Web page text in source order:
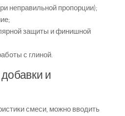
неправильной пропорции);
защиты и финишной
с глиной.
и
смеси, можно вводить